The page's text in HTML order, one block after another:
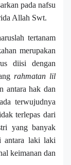
pada nafsu
Allah Swt.
tertanam
merupakan
diisi dengan
rahmatan lil
antara hak dan
terwujudnya
terlepas dari
yang banyak
antara laki laki
keimanan dan